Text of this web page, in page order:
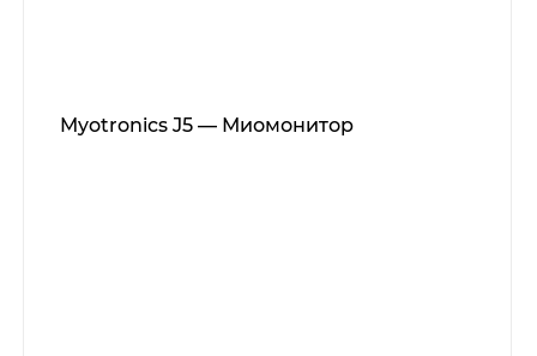
Myotronics J5 — Миомонитор